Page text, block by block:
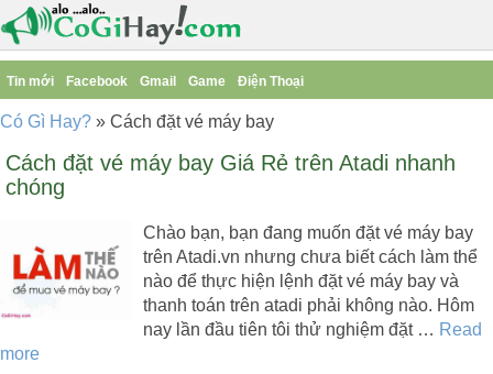
Tin mới Facebook Gmail Game Điện Thoại
Có Gì Hay? » Cách đặt vé máy bay
Cách đặt vé máy bay Giá Rẻ trên Atadi nhanh
chóng
Chào bạn, bạn đang muốn đặt vé máy bay
trên Atadi.vn nhưng chưa biết cách làm thể
nào để thực hiện lệnh đặt vé máy bay và
thanh toán trên atadi phải không nào. Hôm
nay lần đầu tiên tôi thử nghiệm đặt … Read
more